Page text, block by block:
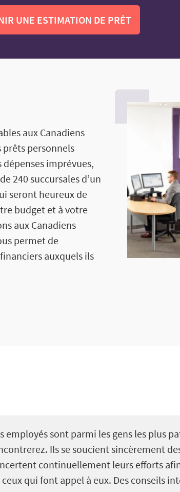
UNE ESTIMATION DE PRÊT
aux Canadiens
personnels
imprévues,
240 succursales d’un
seront heureux de
budget et à votre
aux Canadiens
permet de
auxquels ils
employés sont parmi les gens les plus
Ils se soucient sincèrement
continuellement leurs efforts
ceux qui font appel à eux. Des conseils